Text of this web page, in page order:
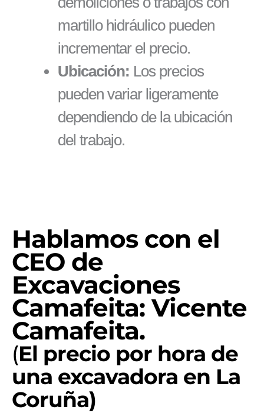
martillo hidráulico pueden
incrementar el precio.
Ubicación: Los precios
pueden variar ligeramente
dependiendo de la ubicación
del trabajo.
Hablamos con el
CEO de
Excavaciones
Camafeita: Vicente
Camafeita.
(El precio por hora de
una excavadora en La
Coruña)